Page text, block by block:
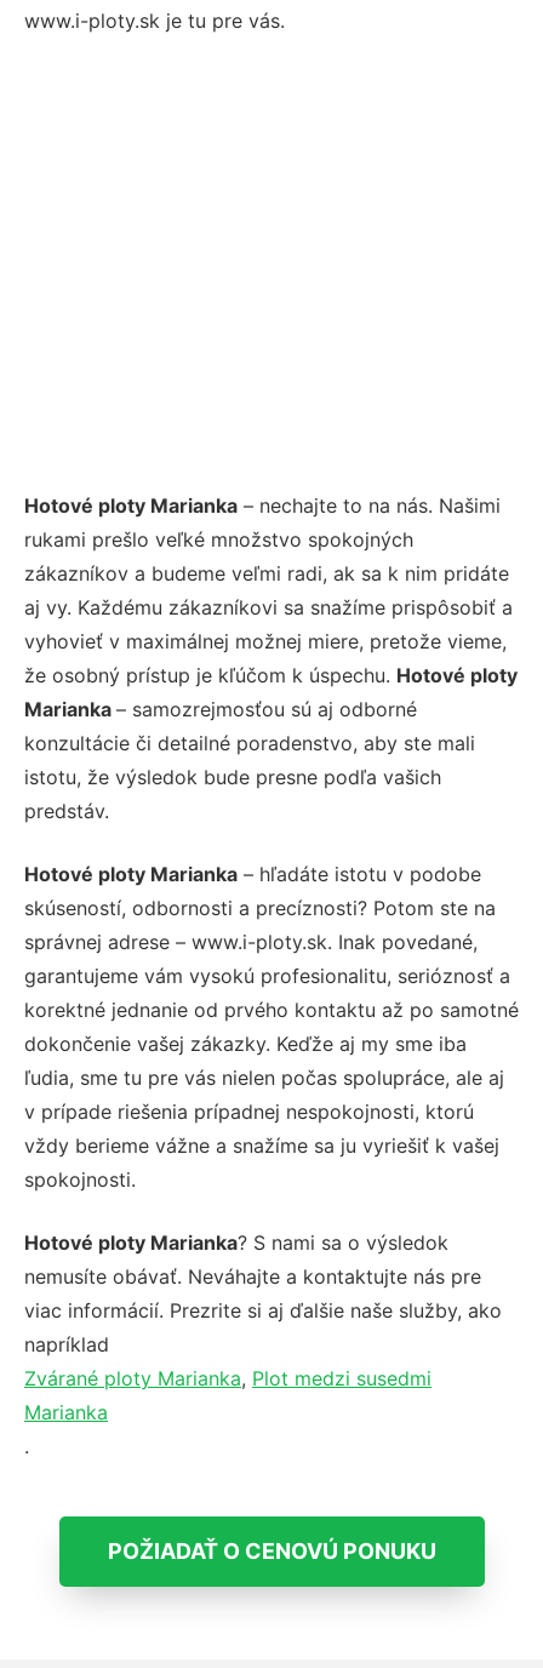
www.i-ploty.sk je tu pre vás.
Hotové ploty Marianka – nechajte to na nás. Našimi
rukami prešlo veľké množstvo spokojných
zákazníkov a budeme veľmi radi, ak sa k nim pridáte
aj vy. Každému zákazníkovi sa snažíme prispôsobiť a
vyhovieť v maximálnej možnej miere, pretože vieme,
že osobný prístup je kľúčom k úspechu. Hotové ploty
Marianka – samozrejmosťou sú aj odborné
konzultácie či detailné poradenstvo, aby ste mali
istotu, že výsledok bude presne podľa vašich
predstáv.
Hotové ploty Marianka – hľadáte istotu v podobe
skúseností, odbornosti a precíznosti? Potom ste na
správnej adrese – www.i-ploty.sk. Inak povedané,
garantujeme vám vysokú profesionalitu, serióznosť a
korektné jednanie od prvého kontaktu až po samotné
dokončenie vašej zákazky. Keďže aj my sme iba
ľudia, sme tu pre vás nielen počas spolupráce, ale aj
v prípade riešenia prípadnej nespokojnosti, ktorú
vždy berieme vážne a snažíme sa ju vyriešiť k vašej
spokojnosti.
Hotové ploty Marianka? S nami sa o výsledok
nemusíte obávať. Neváhajte a kontaktujte nás pre
viac informácií. Prezrite si aj ďalšie naše služby, ako
napríklad
Zvárané ploty Marianka, Plot medzi susedmi
Marianka
.
POŽIADAŤ O CENOVÚ PONUKU